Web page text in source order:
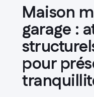
Jardinage
Immobilier
Déco
Maison
garage :
pour